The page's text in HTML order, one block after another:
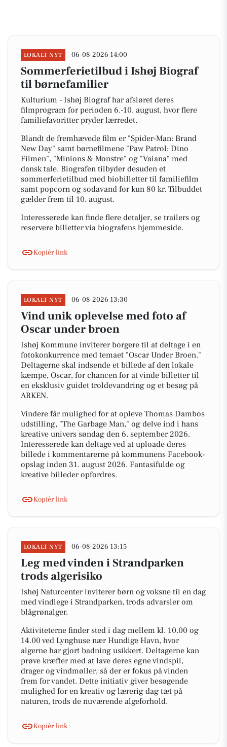
LOKALT NYT 06-08-2026 14:00
Sommerferietilbud i Ishøj Biograf
til børnefamilier
Kulturium - Ishøj Biograf har afsløret deres
filmprogram for perioden 6.-10. august, hvor flere
familiefavoritter pryder lærredet.
Blandt de fremhævede film er "Spider-Man: Brand
New Day" samt børnefilmene "Paw Patrol: Dino
Filmen", "Minions & Monstre" og "Vaiana" med
dansk tale. Biografen tilbyder desuden et
sommerferietilbud med biobilletter til familiefilm
samt popcorn og sodavand for kun 80 kr. Tilbuddet
gælder frem til 10. august.
Interesserede kan finde flere detaljer, se trailers og
reservere billetter via biografens hjemmeside.
Kopiér link
LOKALT NYT 06-08-2026 13:30
Vind unik oplevelse med foto af
Oscar under broen
Ishøj Kommune inviterer borgere til at deltage i en
fotokonkurrence med temaet "Oscar Under Broen."
Deltagerne skal indsende et billede af den lokale
kæmpe, Oscar, for chancen for at vinde billetter til
en eksklusiv guidet troldevandring og et besøg på
ARKEN.
Vindere får mulighed for at opleve Thomas Dambos
udstilling, "The Garbage Man," og delve ind i hans
kreative univers søndag den 6. september 2026.
Interesserede kan deltage ved at uploade deres
billede i kommentarerne på kommunens Facebook-
opslag inden 31. august 2026. Fantasifulde og
kreative billeder opfordres.
Kopiér link
LOKALT NYT 06-08-2026 13:15
Leg med vinden i Strandparken
trods algerisiko
Ishøj Naturcenter inviterer børn og voksne til en dag
med vindlege i Strandparken, trods advarsler om
blågrønalger.
Aktiviteterne finder sted i dag mellem kl. 10.00 og
14.00 ved Lynghuse nær Hundige Havn, hvor
algerne har gjort badning usikkert. Deltagerne kan
prøve kræfter med at lave deres egne vindspil,
drager og vindmøller, så der er fokus på vinden
frem for vandet. Dette initiativ giver besøgende
mulighed for en kreativ og lærerig dag tæt på
naturen, trods de nuværende algeforhold.
Kopiér link